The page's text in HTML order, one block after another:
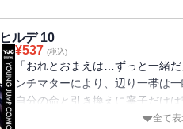
ルデ 10
¥537 (税込)
「おれとおまえは…ずっと一緒
ンチマターにより、辺り一帯は
自分の命と引き換えに寧子だけ
でヴァルキュリアに立ち向かう
全て